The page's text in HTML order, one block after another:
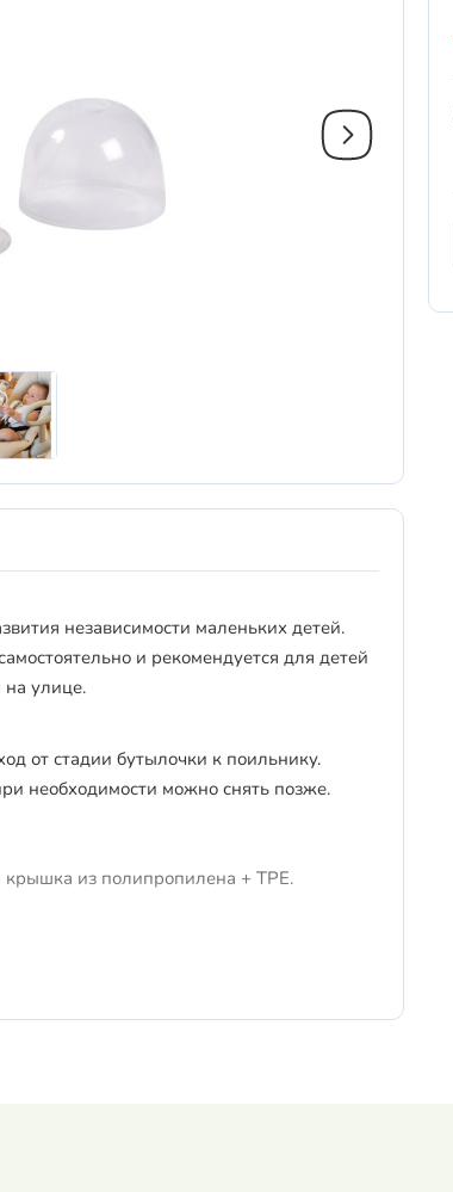
независимости маленьких детей.
и рекомендуется для детей
на улице.
от стадии бутылочки к поильнику.
необходимости можно снять позже.
из полипропилена + TPE.